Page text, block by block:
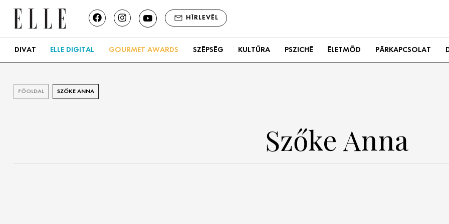
HÍRLEVÉL
DIVAT ELLE DIGITAL GOURMET AWARDS SZÉPSÉG KULTÚRA PSZICHÉ ÉLETMÓD PÁRKAPCSOLAT
FŐOLDAL SZŐKE ANNA
Szőke Anna